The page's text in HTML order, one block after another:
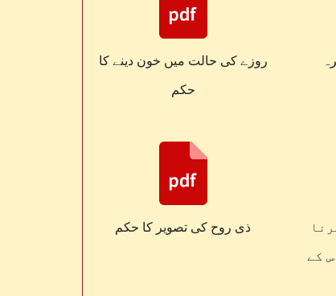
روزے کی حالت میں خون دینے کا
حکم
ذی روح کی تصویر کا حکم
کے